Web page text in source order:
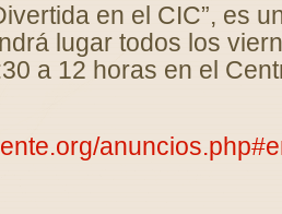
en el CIC”, es
lugar todos los
a 12 horas en el